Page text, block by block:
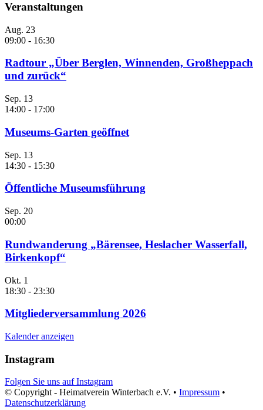
Veranstaltungen
Aug. 23
09:00 - 16:30
Radtour „Über Berglen, Winnenden, Großheppach
und zurück“
Sep. 13
14:00 - 17:00
Museums-Garten geöffnet
Sep. 13
14:30 - 15:30
Öffentliche Museumsführung
Sep. 20
00:00
Rundwanderung „Bärensee, Heslacher Wasserfall,
Birkenkopf“
Okt. 1
18:30 - 23:30
Mitgliederversammlung 2026
Kalender anzeigen
Instagram
Folgen Sie uns auf Instagram
© Copyright - Heimatverein Winterbach e.V. • Impressum •
Datenschutzerklärung